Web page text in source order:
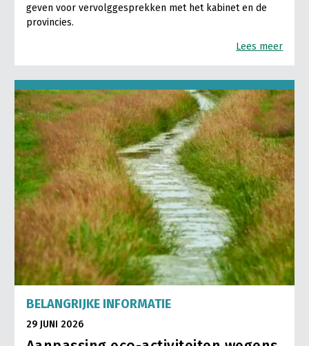
geven voor vervolggesprekken met het kabinet en de
provincies.
Lees meer
BELANGRIJKE INFORMATIE
29 JUNI 2026